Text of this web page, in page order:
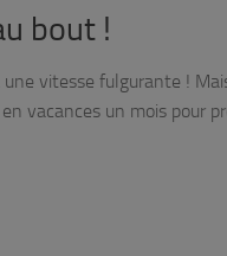
bout !
une vitesse fulgurante !
vacances un mois pour